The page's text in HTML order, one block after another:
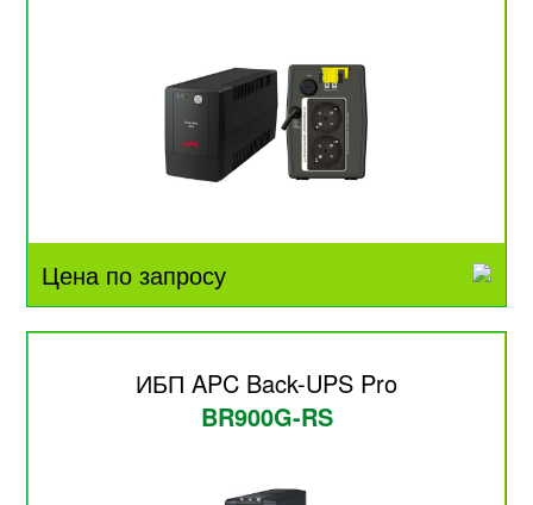
Цена по запросу
ИБП APC Back-UPS Pro
BR900G-RS